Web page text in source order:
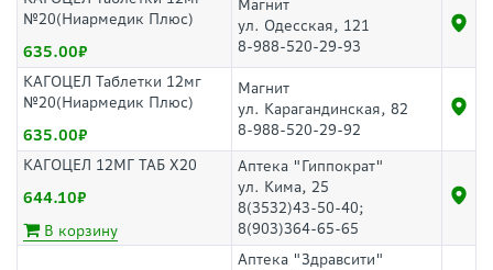
№20(Ниармедик Плюс)
635.00
Магнит
ул. Одесская, 121
8-988-520-29-93
КАГОЦЕЛ Таблетки 12мг
№20(Ниармедик Плюс)
635.00
Магнит
ул. Карагандинская, 82
8-988-520-29-92
КАГОЦЕЛ 12МГ ТАБ Х20
644.10
В корзину
Аптека "Гиппократ"
ул. Кима, 25
8(3532)43-50-40;
8(903)364-65-65
Аптека "Здравсити"